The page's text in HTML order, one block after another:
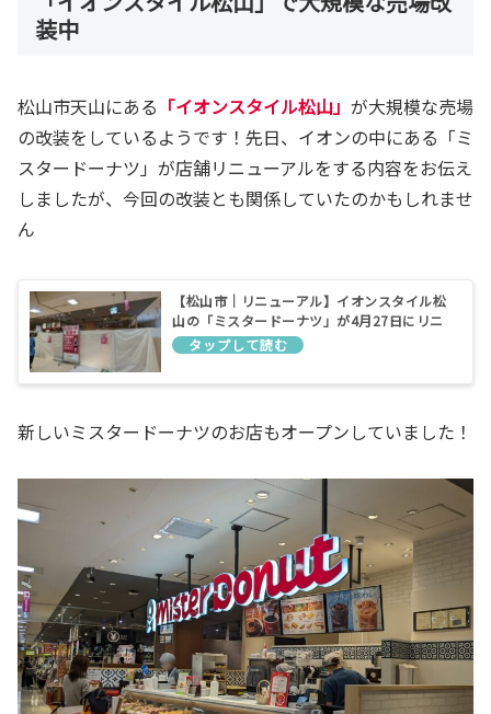
装中
松山市天山にある 「イオンスタイル松山」 が大規模な売場
の改装をしているようです！先日、イオンの中にある「ミ
スタードーナツ」が店舗リニューアルをする内容をお伝え
しましたが、今回の改装とも関係していたのかもしれませ
ん
【松山市｜リニューアル】イオンスタイル松
山の「ミスタードーナツ」が4月27日にリニ
ューアルオープン予定！
新しいミスタードーナツのお店もオープンしていました！